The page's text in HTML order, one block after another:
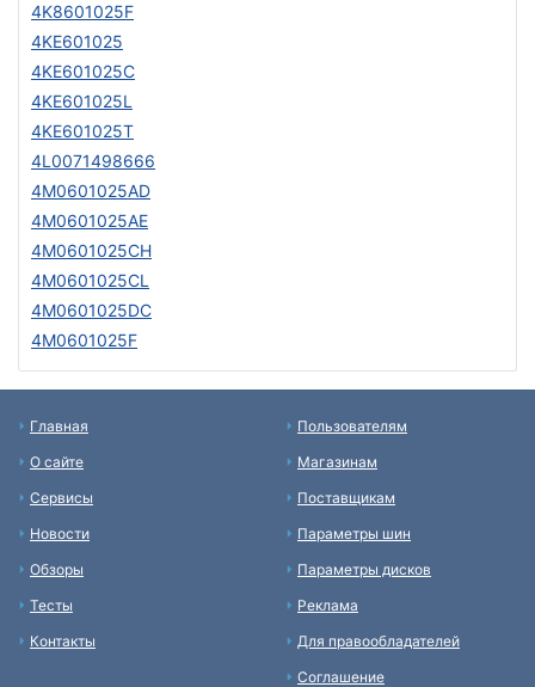
4K8601025F
4KE601025
4KE601025C
4KE601025L
4KE601025T
4L0071498666
4M0601025AD
4M0601025AE
4M0601025CH
4M0601025CL
4M0601025DC
4M0601025F
Главная
О сайте
Сервисы
Новости
Обзоры
Тесты
Контакты
Пользователям
Магазинам
Поставщикам
Параметры шин
Параметры дисков
Реклама
Для правообладателей
Соглашение